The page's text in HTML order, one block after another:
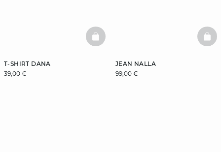
T-SHIRT DANA
39,00 €
BASKETFULL
JEAN NALLA
99,00 €